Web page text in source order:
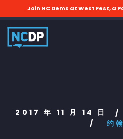
Join NC Dems at West Fest, a
2017 年 11 月 14 日 /
/
约